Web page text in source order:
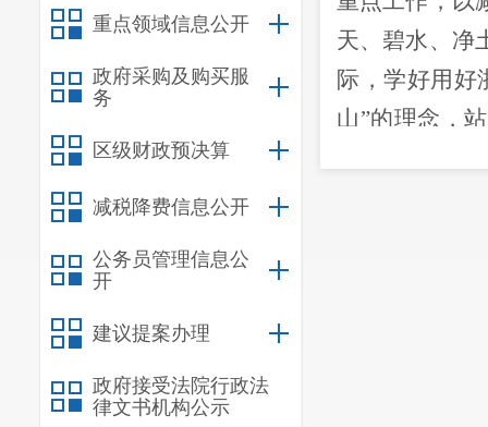
重点领域信息公开
政府采购及购买服
务
区级财政预决算
减税降费信息公开
公务员管理信息公
开
建议提案办理
政府接受法院行政法
律文书机构公示
天、碧水、净
际，学好用好
山”的理念，